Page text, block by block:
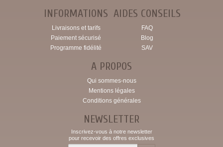
INFORMATIONS
Livraisons et tarifs
Paiement sécurisé
Programme fidélité
AIDES CONSEILS
FAQ
Blog
SAV
A PROPOS
Qui sommes-nous
Mentions légales
Conditions générales
NEWSLETTER
Inscrivez-vous à notre newsletter
pour recevoir des offres exclusives